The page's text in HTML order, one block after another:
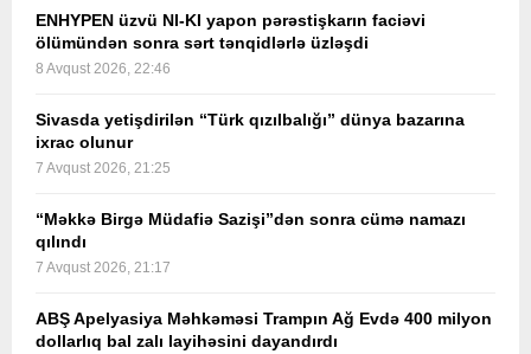
ENHYPEN üzvü NI-KI yapon pərəstişkarın faciəvi
ölümündən sonra sərt tənqidlərlə üzləşdi
8 Avqust 2026, 22:46
Sivasda yetişdirilən “Türk qızılbalığı” dünya bazarına
ixrac olunur
7 Avqust 2026, 21:25
“Məkkə Birgə Müdafiə Sazişi”dən sonra cümə namazı
qılındı
7 Avqust 2026, 21:17
ABŞ Apelyasiya Məhkəməsi Trampın Ağ Evdə 400 milyon
dollarlıq bal zalı layihəsini dayandırdı